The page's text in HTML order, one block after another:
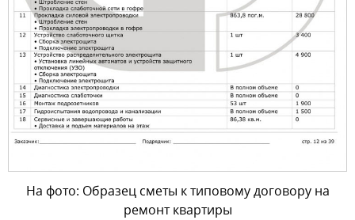
На фото: Образец сметы к типовому договору на
ремонт квартиры